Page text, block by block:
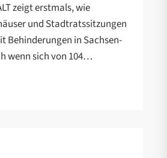
zeigt erstmals, wie
und Stadtratssitzungen
Behinderungen in Sachsen-
wenn sich von 104…